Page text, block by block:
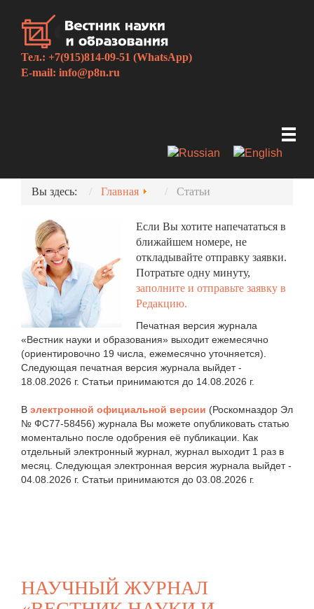
Тел.: +7(915)814-09-51 (WhatsApp)
E-mail: info@p8n.ru
Вы здесь: Главная Статьи
Если Вы хотите напечататься в
ближайшем номере, не
откладывайте отправку заявки.
Потратьте одну минуту,
заполните и отправьте заявку в
Редакцию.
Печатная версия журнала
«Вестник науки и образования» выходит ежемесячно
(ориентировочно 19 числа, ежемесячно уточняется).
Следующая печатная версия журнала выйдет -
18.08.2026 г. Статьи принимаются до 14.08.2026 г.
В электронной официальной версии (Роскомназдор Эл
№ ФС77-58456) журнала Вы можете опубликовать статью
моментально после одобрения её публикации. Как
отдельный электронный журнал, журнал выходит 1 раз в
месяц. Следующая электронная версия журнала выйдет -
04.08.2026 г. Статьи принимаются до 03.08.2026 г.
НАУЧНЫЙ ЖУРНАЛ